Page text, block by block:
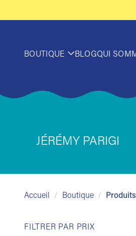
BOUTIQUE BLOGQUI
JÉRÉMY PARIGI
Accueil / Boutique /
FILTRER PAR PRIX